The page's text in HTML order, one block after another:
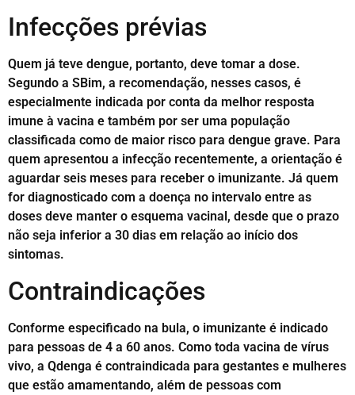
Infecções prévias
Quem já teve dengue, portanto, deve tomar a dose.
Segundo a SBim, a recomendação, nesses casos, é
especialmente indicada por conta da melhor resposta
imune à vacina e também por ser uma população
classificada como de maior risco para dengue grave. Para
quem apresentou a infecção recentemente, a orientação é
aguardar seis meses para receber o imunizante. Já quem
for diagnosticado com a doença no intervalo entre as
doses deve manter o esquema vacinal, desde que o prazo
não seja inferior a 30 dias em relação ao início dos
sintomas.
Contraindicações
Conforme especificado na bula, o imunizante é indicado
para pessoas de 4 a 60 anos. Como toda vacina de vírus
vivo, a Qdenga é contraindicada para gestantes e mulheres
que estão amamentando, além de pessoas com